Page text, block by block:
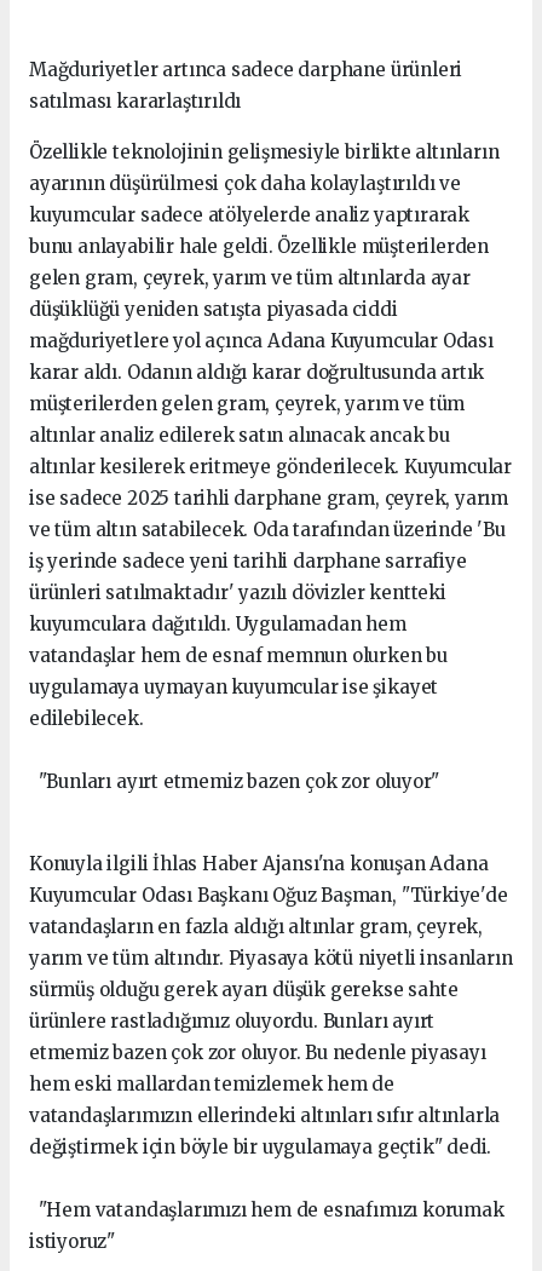
Mağduriyetler artınca sadece darphane ürünleri
satılması kararlaştırıldı
Özellikle teknolojinin gelişmesiyle birlikte altınların
ayarının düşürülmesi çok daha kolaylaştırıldı ve
kuyumcular sadece atölyelerde analiz yaptırarak
bunu anlayabilir hale geldi. Özellikle müşterilerden
gelen gram, çeyrek, yarım ve tüm altınlarda ayar
düşüklüğü yeniden satışta piyasada ciddi
mağduriyetlere yol açınca Adana Kuyumcular Odası
karar aldı. Odanın aldığı karar doğrultusunda artık
müşterilerden gelen gram, çeyrek, yarım ve tüm
altınlar analiz edilerek satın alınacak ancak bu
altınlar kesilerek eritmeye gönderilecek. Kuyumcular
ise sadece 2025 tarihli darphane gram, çeyrek, yarım
ve tüm altın satabilecek. Oda tarafından üzerinde 'Bu
iş yerinde sadece yeni tarihli darphane sarrafiye
ürünleri satılmaktadır' yazılı dövizler kentteki
kuyumculara dağıtıldı. Uygulamadan hem
vatandaşlar hem de esnaf memnun olurken bu
uygulamaya uymayan kuyumcular ise şikayet
edilebilecek.
"Bunları ayırt etmemiz bazen çok zor oluyor"
Konuyla ilgili İhlas Haber Ajansı'na konuşan Adana
Kuyumcular Odası Başkanı Oğuz Başman, "Türkiye'de
vatandaşların en fazla aldığı altınlar gram, çeyrek,
yarım ve tüm altındır. Piyasaya kötü niyetli insanların
sürmüş olduğu gerek ayarı düşük gerekse sahte
ürünlere rastladığımız oluyordu. Bunları ayırt
etmemiz bazen çok zor oluyor. Bu nedenle piyasayı
hem eski mallardan temizlemek hem de
vatandaşlarımızın ellerindeki altınları sıfır altınlarla
değiştirmek için böyle bir uygulamaya geçtik" dedi.
"Hem vatandaşlarımızı hem de esnafımızı korumak
istiyoruz"